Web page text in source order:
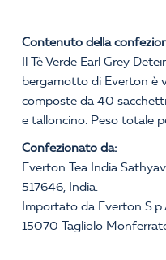
Contenuto della
Il Tè Verde Earl Grey
bergamotto di Everton è
composte da 40
e talloncino. Peso totale
Confezionato da:
Everton Tea India
517646, India.
Importato da Everton
15070 Tagliolo